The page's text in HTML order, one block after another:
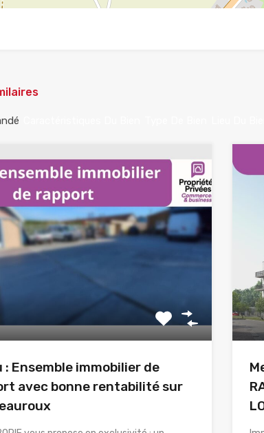
: Ensemble immobilier de
avec bonne rentabilité sur